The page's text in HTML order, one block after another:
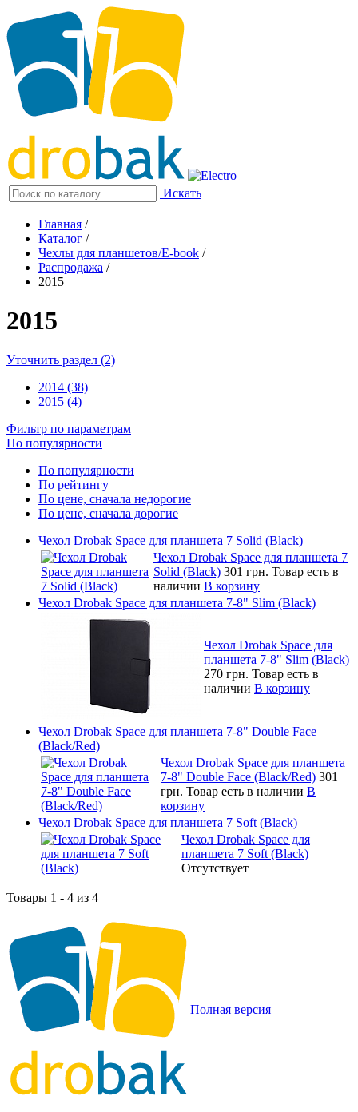
Искать
Главная /
Каталог /
Чехлы для планшетов/E-book /
Распродажа /
2015
2015
Уточнить раздел (2)
2014 (38)
2015 (4)
Фильтр по параметрам
По популярности
По популярности
По рейтингу
По цене, сначала недорогие
По цене, сначала дорогие
Чехол Drobak Space для планшета 7 Solid (Black)
Чехол Drobak Space для планшета 7
Solid (Black) 301 грн. Товар есть в
наличии В корзину
Чехол Drobak Space для планшета 7-8" Slim (Black)
Чехол Drobak Space для
планшета 7-8" Slim (Black)
270 грн. Товар есть в
наличии В корзину
Чехол Drobak Space для планшета 7-8" Double Face
(Black/Red)
Чехол Drobak Space для планшета
7-8" Double Face (Black/Red) 301
грн. Товар есть в наличии В
корзину
Чехол Drobak Space для планшета 7 Soft (Black)
Чехол Drobak Space для
планшета 7 Soft (Black)
Отсутствует
Товары 1 - 4 из 4
Полная версия